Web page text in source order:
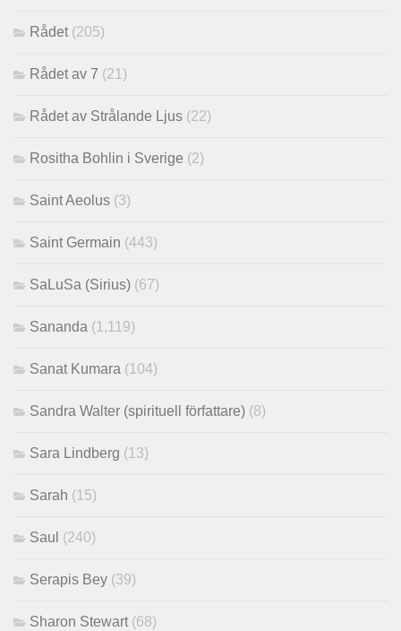
Rådet (205)
Rådet av 7 (21)
Rådet av Strålande Ljus (22)
Rositha Bohlin i Sverige (2)
Saint Aeolus (3)
Saint Germain (443)
SaLuSa (Sirius) (67)
Sananda (1,119)
Sanat Kumara (104)
Sandra Walter (spirituell författare) (8)
Sara Lindberg (13)
Sarah (15)
Saul (240)
Serapis Bey (39)
Sharon Stewart (68)